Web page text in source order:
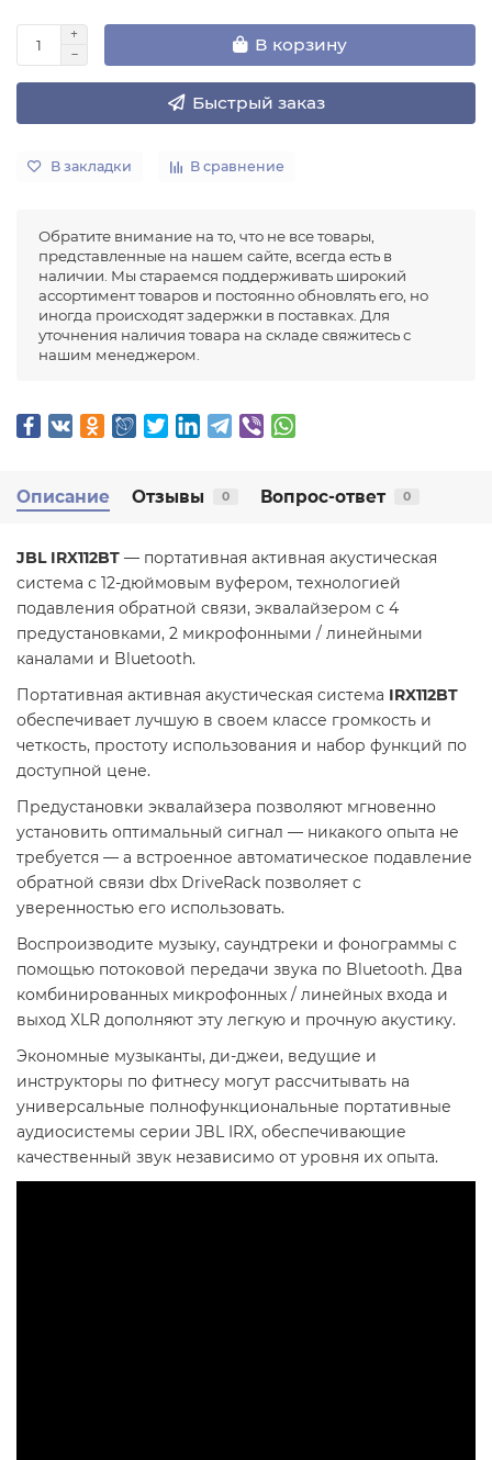
В корзину
Быстрый заказ
В закладки В сравнение
Обратите внимание на то, что не все товары,
представленные на нашем сайте, всегда есть в
наличии. Мы стараемся поддерживать широкий
ассортимент товаров и постоянно обновлять его, но
иногда происходят задержки в поставках. Для
уточнения наличия товара на складе свяжитесь с
нашим менеджером.
Описание Отзывы 0 Вопрос-ответ 0
JBL IRX112BT — портативная активная акустическая
система с 12-дюймовым вуфером, технологией
подавления обратной связи, эквалайзером с 4
предустановками, 2 микрофонными / линейными
каналами и Bluetooth.
Портативная активная акустическая система IRX112BT
обеспечивает лучшую в своем классе громкость и
четкость, простоту использования и набор функций по
доступной цене.
Предустановки эквалайзера позволяют мгновенно
установить оптимальный сигнал — никакого опыта не
требуется — а встроенное автоматическое подавление
обратной связи dbx DriveRack позволяет с
уверенностью его использовать.
Воспроизводите музыку, саундтреки и фонограммы с
помощью потоковой передачи звука по Bluetooth. Два
комбинированных микрофонных / линейных входа и
выход XLR дополняют эту легкую и прочную акустику.
Экономные музыканты, ди-джеи, ведущие и
инструкторы по фитнесу могут рассчитывать на
универсальные полнофункциональные портативные
аудиосистемы серии JBL IRX, обеспечивающие
качественный звук независимо от уровня их опыта.